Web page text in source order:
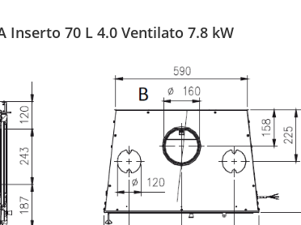
Inserto 70 L 4.0 Ventilato 7.8 kW